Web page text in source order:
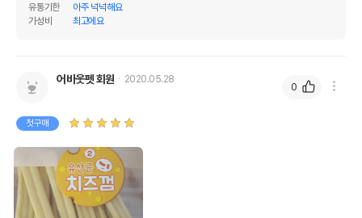
유통기한
아주 넉넉해요
가성비
최고에요
어바웃펫 회원 2020.05.28
첫구매
0